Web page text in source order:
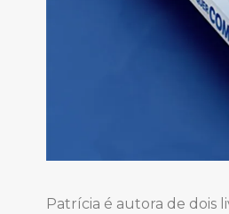
Patrícia é autora de dois